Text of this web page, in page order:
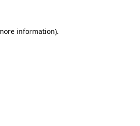
information).